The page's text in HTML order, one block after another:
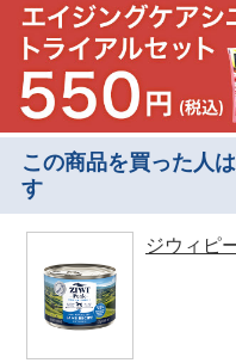
この商品を買った人
す
ジウィピ